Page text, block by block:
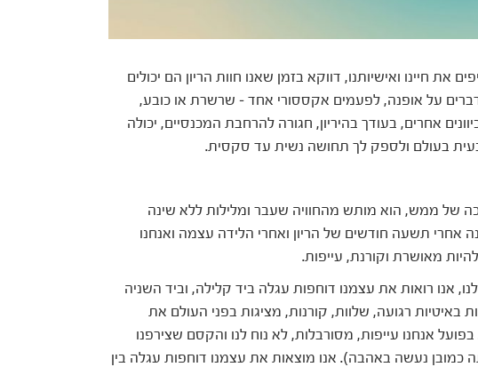
את חיינו ואישיותנו, דווקא בזמן שאנו חוות הריון הם יכולים
על אופנה, לפעמים אקססורי אחד – שרשרת או כובע,
אחרים, בעודך בהיריון, חגורה להרחבת המכנסיים, יכולה
בעולם ולספק לך תחושה נשית עד סקסית.
של ממש, הוא מותש מהחוויה שעבר ומלילות ללא שינה
תשעה חודשים של הריון ואחרי הלידה עצמה ואנחנו
מאושרת וקורנת, עייפות.
אנו רואות את עצמנו דוחפות עגלה ביד קלילה, וביד השניה
באיטיות רגועה, שלוות, קורנות, מציגות בפני העולם את
אנחנו עייפות, מסורבלות, לא נוח לנו והקסם שצירפנו
נעשה באהבה). אנו מוצאות את עצמנו דוחפות עגלה בין